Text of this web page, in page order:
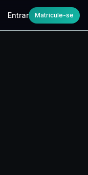
Entrar Matricule-se